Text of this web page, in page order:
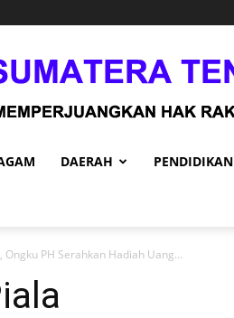
DAERAH PENDIDIKAN
PH Serahkan Hadiah Uang...